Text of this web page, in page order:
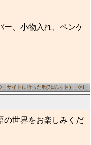
ー、小物入れ、ペンケ
サイトに行った数(7日/1ヶ月)･･･0/1
の世界をお楽しみくだ